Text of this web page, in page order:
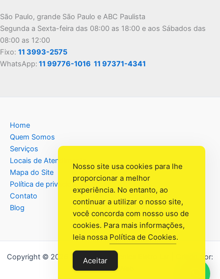
São Paulo, grande São Paulo e ABC Paulista
Segunda a Sexta-feira das 08:00 as 18:00 e aos Sábados das
08:00 as 12:00
Fixo: 11 3993-2575
WhatsApp: 11 99776-1016 11 97371-4341
Home
Quem Somos
Serviços
Locais de Atendimento
Mapa do Site
Política de privacidade
Contato
Blog
Copyright © 2026 Assistência Têcnica Eletro Lar | Criado por:
Industrial Web
Nosso site usa cookies para lhe
proporcionar a melhor
experiência. No entanto, ao
continuar a utilizar o nosso site,
você concorda com nosso uso de
cookies. Para mais informações,
leia nossa Política de Cookies.
Aceitar